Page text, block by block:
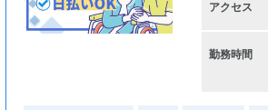
アクセス
勤務時間